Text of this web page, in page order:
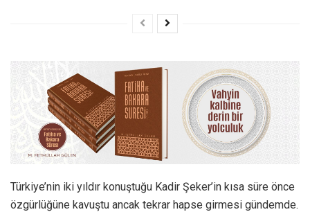
Türkiye’nin iki yıldır konuştuğu Kadir Şeker’in kısa süre önce
özgürlüğüne kavuştu ancak tekrar hapse girmesi gündemde.